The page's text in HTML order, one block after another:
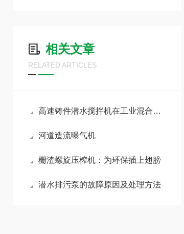
相关文章
RELATED ARTICLES
高速铸件潜水搅拌机在工业混合中的重要性
河道造流曝气机
栅渣螺旋压榨机：为环保插上翅膀
潜水排污泵的故障原因及处理方法